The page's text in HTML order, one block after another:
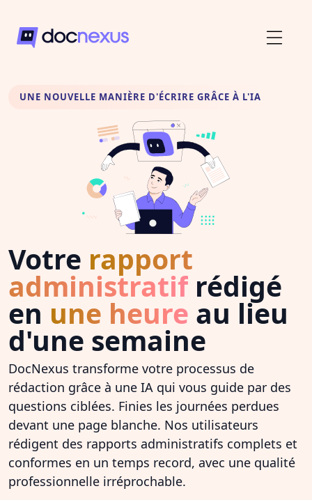
UNE NOUVELLE MANIÈRE D'ÉCRIRE GRÂCE À L'IA
Votre rapport
administratif rédigé
en une heure au lieu
d'une semaine
DocNexus transforme votre processus de
rédaction grâce à une IA qui vous guide par des
questions ciblées. Finies les journées perdues
devant une page blanche. Nos utilisateurs
rédigent des rapports administratifs complets et
conformes en un temps record, avec une qualité
professionnelle irréprochable.